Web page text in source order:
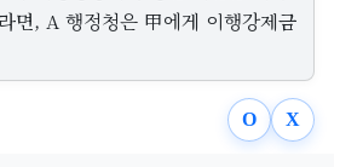
면, A 행정청은 甲에게 이행강제금
O X